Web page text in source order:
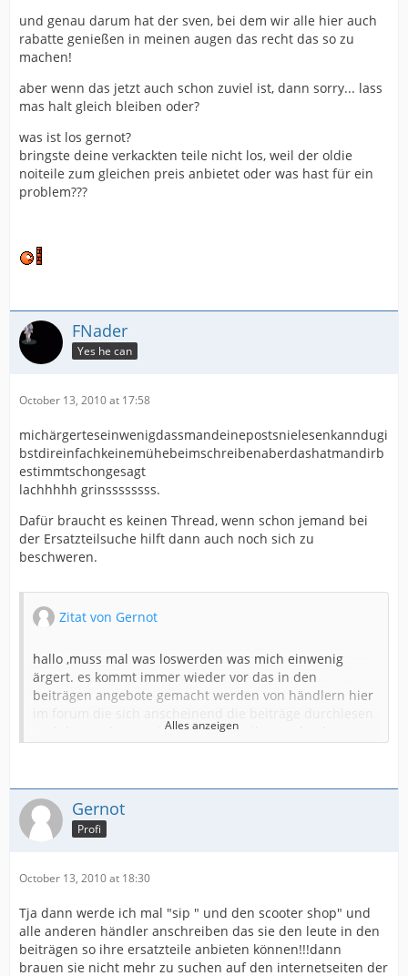
und genau darum hat der sven, bei dem wir alle hier auch
rabatte genießen in meinen augen das recht das so zu
machen!
aber wenn das jetzt auch schon zuviel ist, dann sorry... lass
mas halt gleich bleiben oder?
was ist los gernot?
bringste deine verkackten teile nicht los, weil der oldie
noiteile zum gleichen preis anbietet oder was hast für ein
problem???
FNader
Yes he can
October 13, 2010 at 17:58
michärgerteseinwenigdassmandeinepostsnielesenkanndugi
bstdireinfachkeinemühebeimschreibenaberdashatmandirb
estimmtschongesagt
lachhhhh grinssssssss.
Dafür braucht es keinen Thread, wenn schon jemand bei
der Ersatzteilsuche hilft dann auch noch sich zu
beschweren.
Zitat von Gernot
hallo ,muss mal was loswerden was mich einwenig
ärgert. es kommt immer wieder vor das in den
beiträgen angebote gemacht werden von händlern hier
und dann schon gezielt daruf schreibt um den leute
ein eigenen marktplatz aufmachen!
dann kann ja gleich jemand von "sip" oder
"scootershop" sich vorm pc hocken und jedesmal wenn
jemand ein problem hat gleich ein ersatzteil anbieten!!
so nach dem motto
ersatzteil"
wenn händler ersatzteile verkaufen wollen dann solten
sie das im marktplatz machen und nicht direkt in den
unterforen bzw in den beiträgen!Oder sie sollen die
sorry meine umschaltung für groß und klein schreibung
ist def.
Alles anzeigen
Gernot
Profi
October 13, 2010 at 18:30
Tja dann werde ich mal "sip " und den scooter shop" und
alle anderen händler anschreiben das sie den leute in den
beiträgen so ihre ersatzteile anbieten können!!!dann
brauen sie nicht mehr zu suchen auf den internetseiten der